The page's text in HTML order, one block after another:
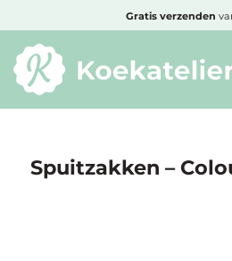
Minimum
Gratis verzenden
Spuitzakken –